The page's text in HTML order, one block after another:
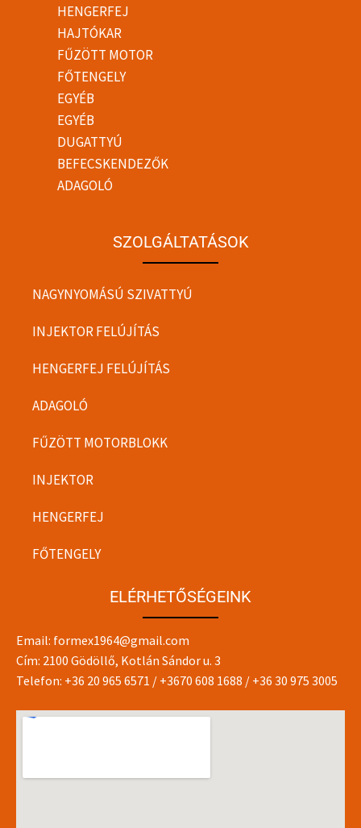
HENGERFEJ
HAJTÓKAR
FŰZÖTT MOTOR
FŐTENGELY
EGYÉB
EGYÉB
DUGATTYÚ
BEFECSKENDEZŐK
ADAGOLÓ
SZOLGÁLTATÁSOK
NAGYNYOMÁSÚ SZIVATTYÚ
INJEKTOR FELÚJÍTÁS
HENGERFEJ FELÚJÍTÁS
ADAGOLÓ
FŰZÖTT MOTORBLOKK
INJEKTOR
HENGERFEJ
FŐTENGELY
ELÉRHETŐSÉGEINK
Email: formex1964@gmail.com
Cím: 2100 Gödöllő, Kotlán Sándor u. 3
Telefon: +36 20 965 6571 / +3670 608 1688 / +36 30 975 3005